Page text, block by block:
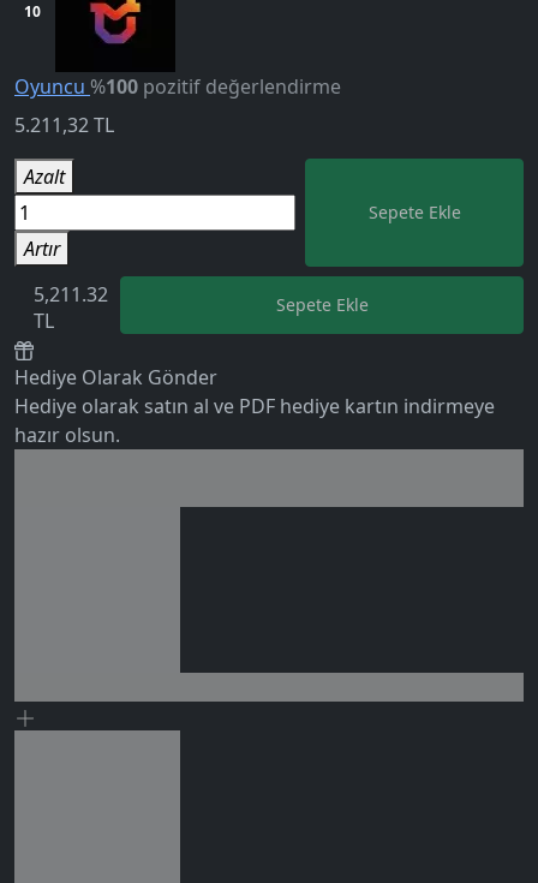
5.0
10
Oyuncu %100 pozitif değerlendirme
5.211,32TL
Azalt
Artır
Sepete Ekle
5,211.32
TL
Sepete Ekle
Hediye Olarak Gönder
Hediye olarak satın al ve PDF hediye kartın indirmeye
hazır olsun.